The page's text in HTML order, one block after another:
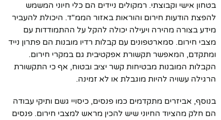
בטחון אישי וקבוצתי. רמקולים ניידים הם כלי חיוני המשמש
להפצת הודעות חירום והוראות באזור הממ"ד. היכולת להעביר
מידע בצורה מהירה ויעילה יכולה להקל על ההתמודדות עם
מצבי חירום. סמארטפונים עם קבלות רדיו מובנות הם פתרון נייד
ומתקדם, המאפשר תקשורת אפקטיבית גם במקרי חירום.
הקבלות המובנות מבטיחות קשר יציב ובטוח, אף כי התקשורת
הרגילה עשויה להיות מוגבלת או לא זמינה.
בנוסף, אביזרים מתקדמים כמו פנסים, כיסויי גשם ותיקי עבודה
הם חלק מהציוד החיוני שיש להכין מראש למצבי חירום. פנסים